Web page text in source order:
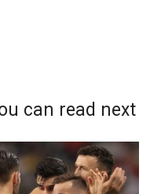
can read next